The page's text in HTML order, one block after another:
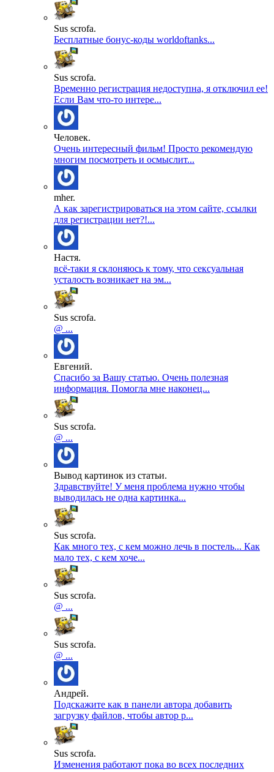
Sus scrofa.
Бесплатные бонус-коды worldoftanks...
Sus scrofa.
Временно регистрация недоступна, я отключил ее!
Если Вам что-то интере...
Человек.
Очень интересный фильм! Просто рекомендую
многим посмотреть и осмыслит...
mher.
А как зарегистрироваться на этом сайте, ссылки
для регистрации нет?!...
Настя.
всё-таки я склоняюсь к тому, что сексуальная
усталость возникает на эм...
Sus scrofa.
@ ...
Евгений.
Спасибо за Вашу статью. Очень полезная
информация. Помогла мне наконец...
Sus scrofa.
@ ...
Вывод картинок из статьи.
Здравствуйте! У меня проблема нужно чтобы
выводилась не одна картинка...
Sus scrofa.
Как много тех, с кем можно лечь в постель... Как
мало тех, с кем хоче...
Sus scrofa.
@ ...
Sus scrofa.
@ ...
Андрей.
Подскажите как в панели автора добавить
загрузку файлов, чтобы автор р...
Sus scrofa.
Изменения работают пока во всех последних